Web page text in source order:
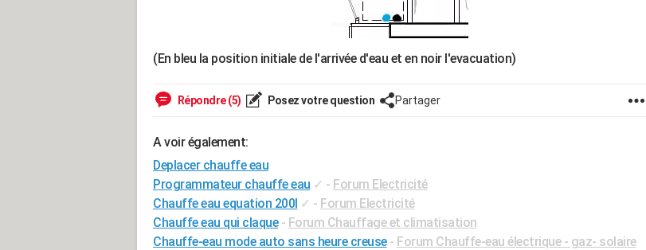
(En bleu la position initiale de l'arrivée d'eau et en noir l'evacuation)
Répondre (5) Posez votre question Partager
A voir également:
Deplacer chauffe eau
Programmateur chauffe eau ✓ - Forum Electricité
Chauffe eau equation 200l ✓ - Forum Electricité
Chauffe eau qui claque - Forum Chauffage et climatisation
Chauffe-eau mode auto sans heure creuse - Forum Chauffe-eau électrique - gaz- solaire